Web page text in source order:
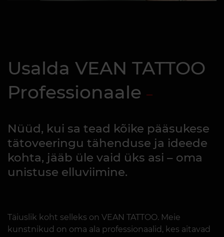
Usalda VEAN TATTOO
Professionaale
Nüüd, kui sa tead kõike pääsukese
tätoveeringu tähenduse ja ideede
kohta, jääb üle vaid üks asi – oma
unistuse elluviimine.
Täiuslik koht selleks on VEAN TATTOO. Meie
kunstnikud on oma ala professionaalid, kes aitavad